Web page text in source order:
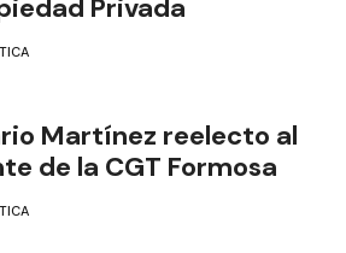
Privada
Martínez reelecto al
de la CGT Formosa